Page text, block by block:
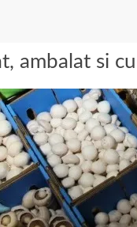
ambalat si